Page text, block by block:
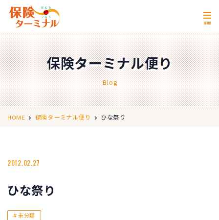
MENU
ホーム Home
私たちの強み Our Strength
無料相談 Consultation
取扱保険会社 Insurance Companies
店舗情報
0120-11-2287
保険ターミナル便り
Blog
HOME 保険ターミナル便り ひな祭り
2012.02.27
ひな祭り
未分類